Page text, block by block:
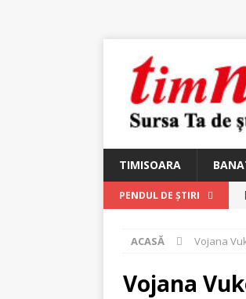
TIMISOARA
PENDUL DE ȘTIRI
ACASĂ Vojana
Vojana